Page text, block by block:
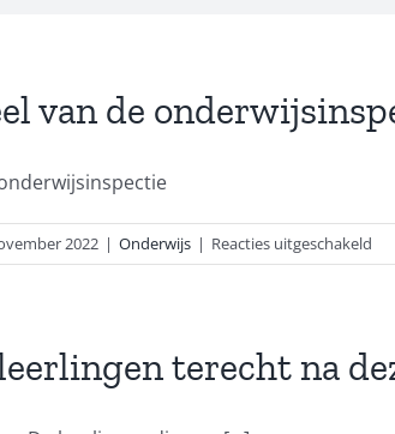
van de
2022 | Onderwijs | Reacties uitgeschakeld
terecht na